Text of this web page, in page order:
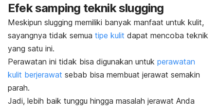
Efek samping teknikslugging
Meskipun slugging memiliki banyak manfaat untuk kulit,
sayangnya tidak semua tipe kulit dapat mencoba teknik
yang satu ini.
Perawatan ini tidak bisa digunakan untuk perawatan
kulit berjerawat sebab bisa membuat jerawat semakin
parah.
Jadi, lebih baik tunggu hingga masalah jerawat Anda